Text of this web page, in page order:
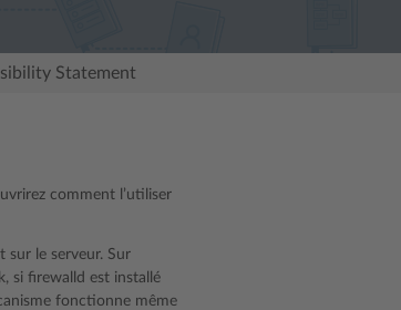
Statement
comment l’utiliser
sur le serveur. Sur
si firewalld est installé
fonctionne même